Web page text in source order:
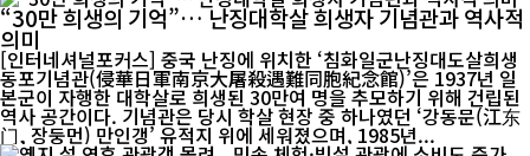
“30만 희생의 기억”… 난징대학살 희생자 기념관과 역사적
의미
[인터네셔널포커스] 중국 난징에 위치한 ‘침화일군난징대도살희생
동포기념관(侵華日軍南京大屠殺遇難同胞紀念館)’은 1937년 일
본군이 자행한 대학살로 희생된 30만여 명을 추모하기 위해 건립된
역사 공간이다. 기념관은 당시 학살 현장 중 하나였던 ‘강동문(江东
门, 장둥먼) 만인갱’ 유적지 위에 세워졌으며, 1985년...